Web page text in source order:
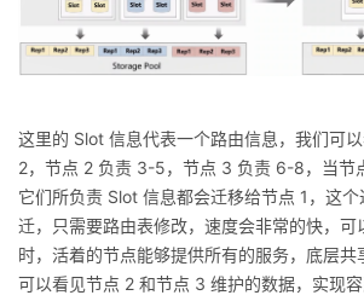
这里的 Slot 信息代表一个路由信息，我们可
2，节点 2 负责 3-5，节点 3 负责 6-8，当节
它们所负责 Slot 信息都会迁移给节点 1，这
迁，只需要路由表修改，速度会非常的快，可
时，活着的节点能够提供所有的服务，底层共
可以看见节点 2 和节点 3 维护的数据，实现